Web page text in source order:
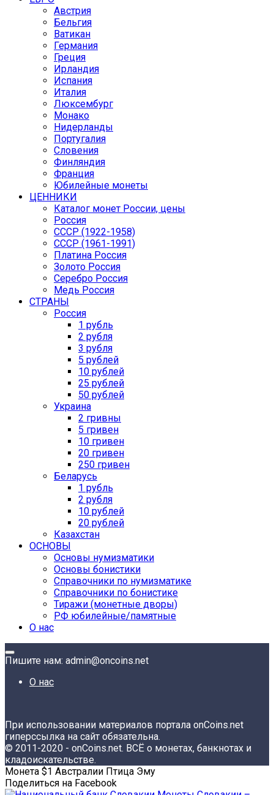
Австрия
Бельгия
Ватикан
Германия
Греция
Ирландия
Испания
Италия
Люксембург
Монако
Нидерланды
Португалия
Словения
Финляндия
Франция
Юбилейные монеты
ЦЕННИКИ
Каталог монет России, цены
Россия
СССР (1922-1958)
CCCР (1961-1991)
Платина Россия
Золото Россия
Серебро Россия
Медь Россия
СТРАНЫ
Россия
1 рубль
2 рубля
3 рубля
5 рублей
10 рублей
25 рублей
50 рублей
Украина
2 гривны
5 гривен
10 гривен
20 гривен
250 гривен
Беларусь
1 рубль
2 рубля
10 рублей
20 рублей
Казахстан
ОСНОВЫ
Основы нумизматики
Основы бонистики
Справочники по нумизматике
Справочники по бонистике
Тиражи (монетные дворы)
РФ юбилейные/памятные
О нас
Пишите нам: admin@oncoins.net
О нас
При использовании материалов портала onCoins.net
гиперссылка на сайт обязательна.
© 2011-2020 - onCoins.net. ВСЁ о монетах, банкнотах и
кладоискательстве.
Монета $1 Австралии Птица Эму
Поделиться на Facebook